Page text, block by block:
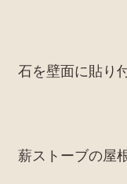
石を壁面に貼り
薪ストーブの屋